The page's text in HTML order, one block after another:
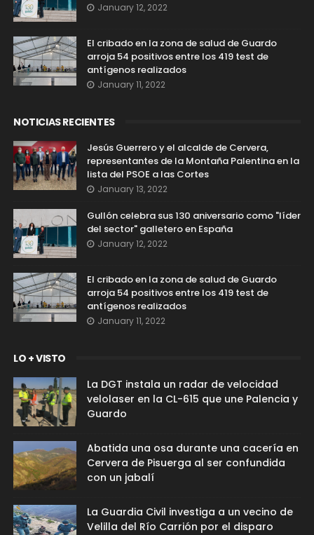
January 12, 2022
El cribado en la zona de salud de Guardo
arroja 54 positivos entre los 419 test de
antígenos realizados
January 11, 2022
NOTICIAS RECIENTES
Jesús Guerrero y el alcalde de Cervera,
representantes de la Montaña Palentina en la
lista del PSOE a las Cortes
January 13, 2022
Gullón celebra sus 130 aniversario como "líder
del sector" galletero en España
January 12, 2022
El cribado en la zona de salud de Guardo
arroja 54 positivos entre los 419 test de
antígenos realizados
January 11, 2022
LO + VISTO
La DGT instala un radar de velocidad
velolaser en la CL-615 que une Palencia y
Guardo
Abatida una osa durante una cacería en
Cervera de Pisuerga al ser confundida
con un jabalí
La Guardia Civil investiga a un vecino de
Velilla del Río Carrión por el disparo